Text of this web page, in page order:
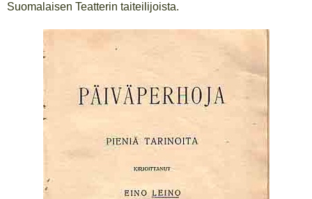
Suomalaisen Teatterin taiteilijoista.